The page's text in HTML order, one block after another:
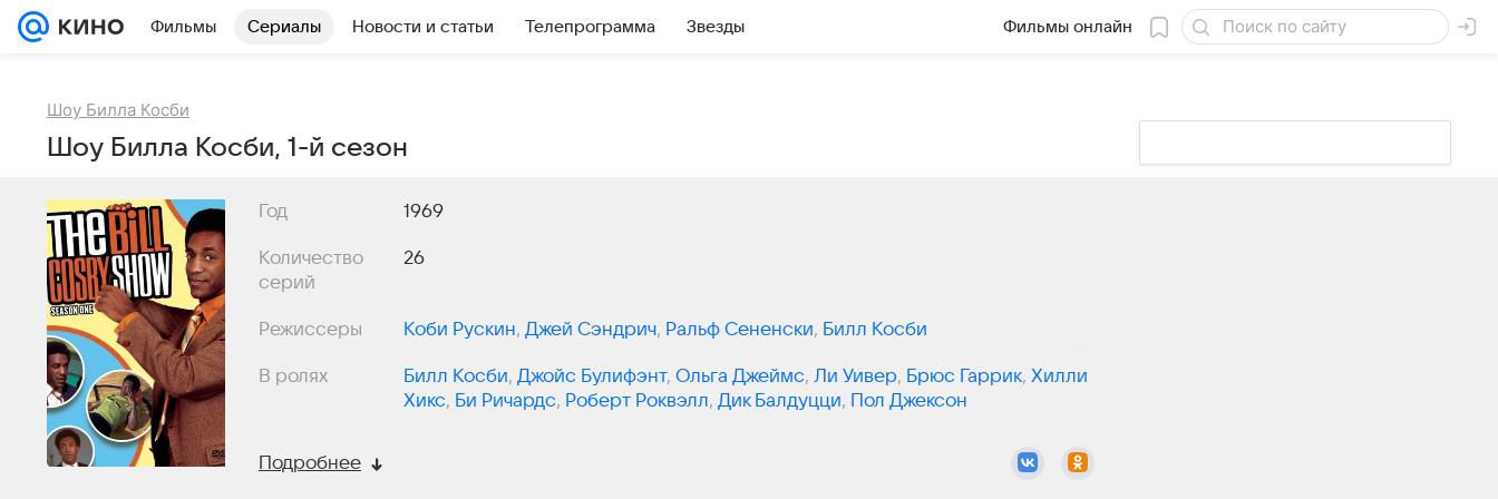
Фильмы Сериалы Новости и статьи Телепрограмма Звезды Фильмы онлайн
Шоу Билла Косби
Шоу Билла Косби, 1-й сезон
Год 1969
Количество
серий
26
Режиссеры Коби Рускин, Джей Сэндрич, Ральф Сененски, Билл Косби
В ролях Билл Косби, Джойс Булифэнт, Ольга Джеймс, Ли Уивер, Брюс Гаррик, Хилли
Хикс, Би Ричардс, Роберт Роквэлл, Дик Балдуцци, Пол Джексон
Подробнее